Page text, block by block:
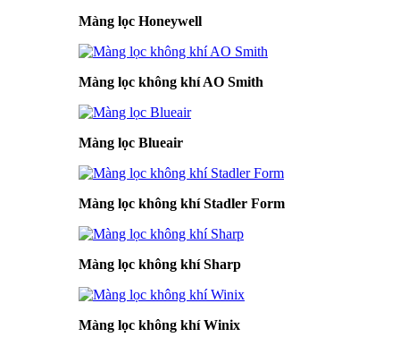
Màng lọc Honeywell
Màng lọc không khí AO Smith
Màng lọc Blueair
Màng lọc không khí Stadler Form
Màng lọc không khí Sharp
Màng lọc không khí Winix